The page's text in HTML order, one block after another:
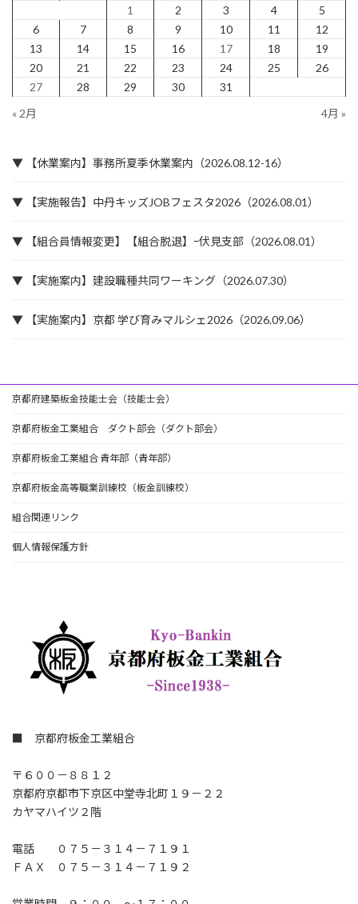
1
2 3 4
5
6
7 8 9 10 11
12
13
14 15 16 17 18
19
20
21 22 23 24 25
26
27
28 29 30
31
« 2月
4月 »
▼ 【休業案内】事務所夏季休業案内（2026.08.12-16）
▼ 【実施報告】中丹キッズJOBフェスタ2026（2026.08.01）
▼ 【組合員情報変更】【組合脱退】ｰ伏見支部（2026.08.01）
▼ 【実施案内】建設職種共同ワーキング（2026.07.30）
▼ 【実施案内】京都 学び育みマルシェ2026（2026.09.06）
京都府建築板金技能士会（技能士会）
京都府板金工業組合 ダクト部会（ダクト部会）
京都府板金工業組合 青年部（青年部）
京都府板金高等職業訓練校（板金訓練校）
組合関連リンク
個人情報保護方針
■ 京都府板金工業組合
〒６００－８８１２
京都府京都市下京区中堂寺北町１９－２２
カヤマハイツ２階
電話 ０７５－３１４－７１９１
ＦＡＸ ０７５－３１４－７１９２